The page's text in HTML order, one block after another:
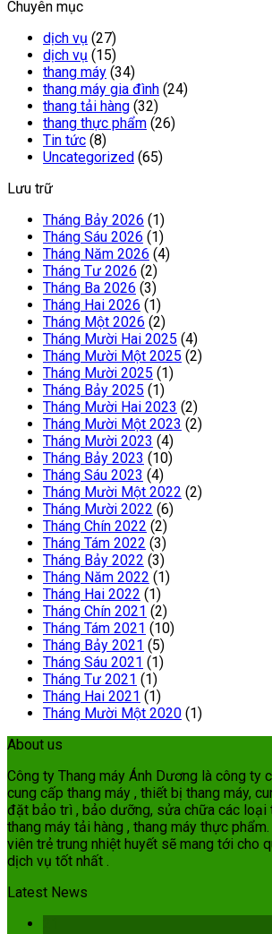
Chuyên mục
dịch vụ (27)
dịch vụ (15)
thang máy (34)
thang máy gia đình (24)
thang tải hàng (32)
thang thực phẩm (26)
Tin tức (8)
Uncategorized (65)
Lưu trữ
Tháng Bảy 2026 (1)
Tháng Sáu 2026 (1)
Tháng Năm 2026 (4)
Tháng Tư 2026 (2)
Tháng Ba 2026 (3)
Tháng Hai 2026 (1)
Tháng Một 2026 (2)
Tháng Mười Hai 2025 (4)
Tháng Mười Một 2025 (2)
Tháng Mười 2025 (1)
Tháng Bảy 2025 (1)
Tháng Mười Hai 2023 (2)
Tháng Mười Một 2023 (2)
Tháng Mười 2023 (4)
Tháng Bảy 2023 (10)
Tháng Sáu 2023 (4)
Tháng Mười Một 2022 (2)
Tháng Mười 2022 (6)
Tháng Chín 2022 (2)
Tháng Tám 2022 (3)
Tháng Bảy 2022 (3)
Tháng Năm 2022 (1)
Tháng Hai 2022 (1)
Tháng Chín 2021 (2)
Tháng Tám 2021 (10)
Tháng Bảy 2021 (5)
Tháng Sáu 2021 (1)
Tháng Tư 2021 (1)
Tháng Hai 2021 (1)
Tháng Mười Một 2020 (1)
About us
Công ty Thang máy Ánh Dương là công ty
cung cấp thang máy , thiết bị thang máy,
đặt bảo trì , bảo dưỡng, sửa chữa các loại
thang máy tải hàng , thang máy thực
viên trẻ trung nhiệt huyết sẽ mang tới cho
dịch vụ tốt nhất .
Latest News